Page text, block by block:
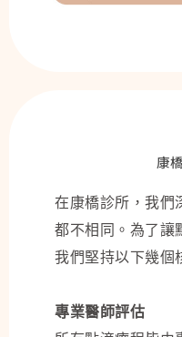
康
在康橋診所，我們
都不相同。為了讓
我們堅持以下幾個
專業醫師評估